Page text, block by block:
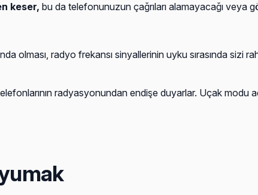
keser, bu da telefonunuzun çağrıları alamayacağı veya
olması, radyo frekansı sinyallerinin uyku sırasında sizi
radyasyonundan endişe duyarlar. Uçak modu